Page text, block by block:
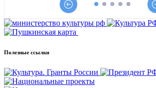
Полезные ссылки